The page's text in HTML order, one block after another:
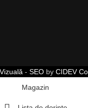
- SEO by CIDEV
Magazin